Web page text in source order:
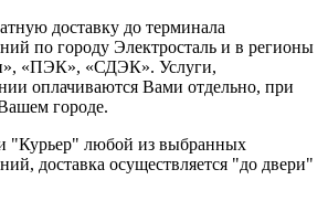
доставку до терминала
по городу Электросталь и в регионы
«ПЭК», «СДЭК». Услуги,
оплачиваются Вами отдельно, при
городе.
"Курьер" любой из выбранных
доставка осуществляется "до двери"